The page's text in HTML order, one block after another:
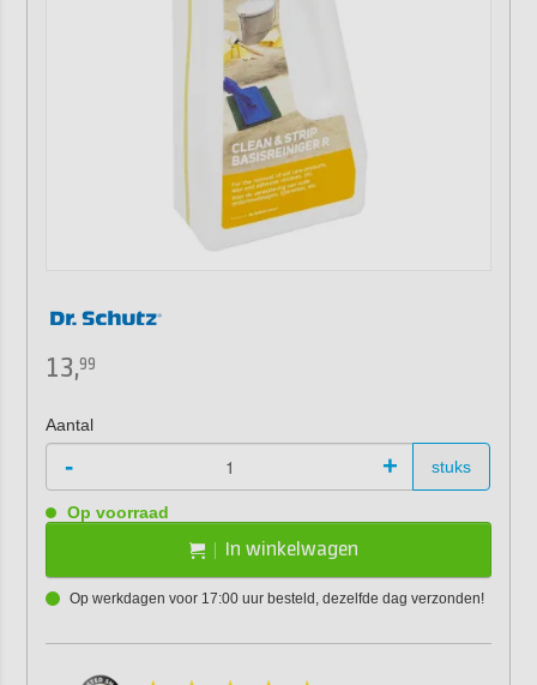
13,99
Aantal
- + stuks
Op voorraad
In winkelwagen
Op werkdagen voor 17:00 uur besteld, dezelfde dag verzonden!